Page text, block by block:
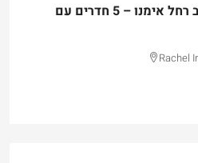
קוטג’ עליון למכירה ברחוב רחל אימנו – 5 חדרים עם
Rachel